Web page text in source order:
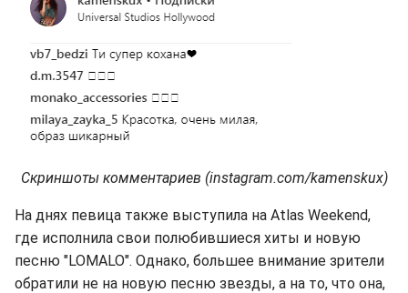
Скриншоты комментариев (instagram.com/kamenskux)
На днях певица также выступила на Atlas Weekend,
где исполнила свои полюбившиеся хиты и новую
песню "LOMALO". Однако, большее внимание зрители
обратили не на новую песню звезды, а на то, что она,